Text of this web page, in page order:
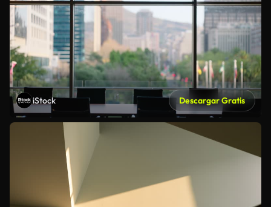
iStock Descargar Gratis